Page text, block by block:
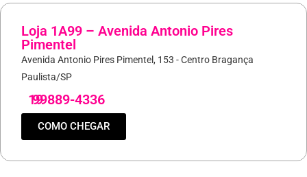
Loja 1A99 – Avenida Antonio Pires
Pimentel
Avenida Antonio Pires Pimentel, 153 - Centro Bragança
Paulista/SP
19
99889-4336
COMO CHEGAR